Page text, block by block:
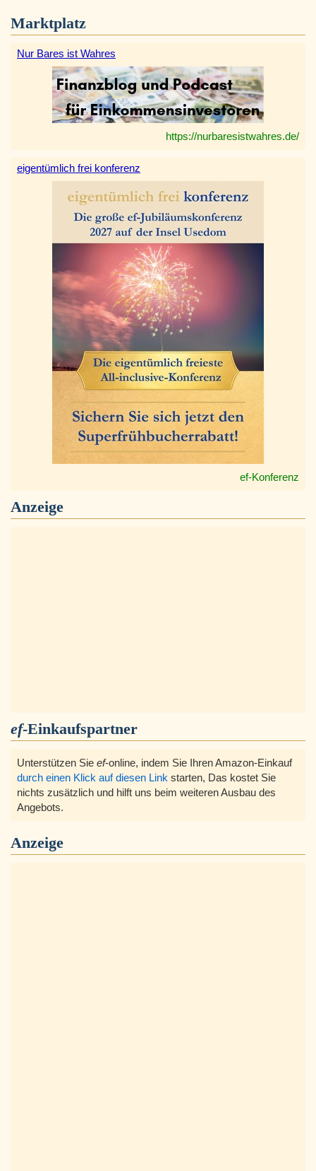
Marktplatz
Nur Bares ist Wahres
https://nurbaresistwahres.de/
eigentümlich frei konferenz
ef-Konferenz
Anzeige
ef-Einkaufspartner
Unterstützen Sie ef-online, indem Sie Ihren Amazon-Einkauf
durch einen Klick auf diesen Link starten, Das kostet Sie
nichts zusätzlich und hilft uns beim weiteren Ausbau des
Angebots.
Anzeige